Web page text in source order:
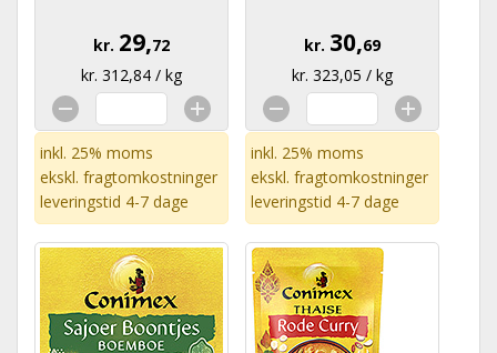
kr. 29,72
kr. 312,84 / kg
inkl. 25% moms
ekskl. fragtomkostninger
leveringstid 4-7 dage
kr. 30,69
kr. 323,05 / kg
inkl. 25% moms
ekskl. fragtomkostninger
leveringstid 4-7 dage